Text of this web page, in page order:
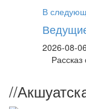
В
2026-08-06
//